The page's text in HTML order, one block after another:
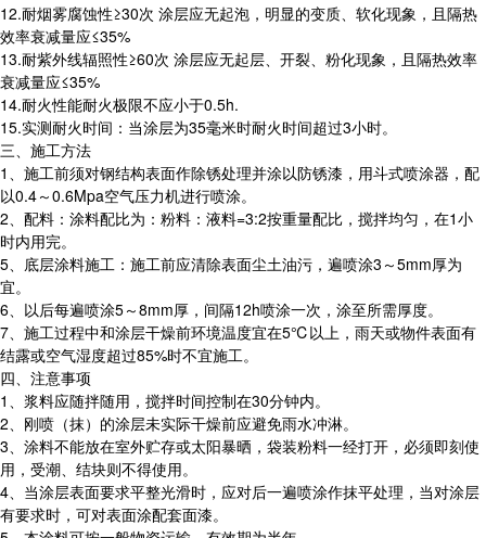
12.耐烟雾腐蚀性≥30次 涂层应无起泡，明显的变质、软化现象，且隔热
效率衰减量应≤35%
13.耐紫外线辐照性≥60次 涂层应无起层、开裂、粉化现象，且隔热效率
衰减量应≤35%
14.耐火性能耐火极限不应小于0.5h.
15.实测耐火时间：当涂层为35毫米时耐火时间超过3小时。
三、施工方法
1、施工前须对钢结构表面作除锈处理并涂以防锈漆，用斗式喷涂器，配
以0.4～0.6Mpa空气压力机进行喷涂。
2、配料：涂料配比为：粉料：液料=3:2按重量配比，搅拌均匀，在1小
时内用完。
5、底层涂料施工：施工前应清除表面尘土油污，遍喷涂3～5mm厚为
宜。
6、以后每遍喷涂5～8mm厚，间隔12h喷涂一次，涂至所需厚度。
7、施工过程中和涂层干燥前环境温度宜在5℃以上，雨天或物件表面有
结露或空气湿度超过85%时不宜施工。
四、注意事项
1、浆料应随拌随用，搅拌时间控制在30分钟内。
2、刚喷（抹）的涂层未实际干燥前应避免雨水冲淋。
3、涂料不能放在室外贮存或太阳暴晒，袋装粉料一经打开，必须即刻使
用，受潮、结块则不得使用。
4、当涂层表面要求平整光滑时，应对后一遍喷涂作抹平处理，当对涂层
有要求时，可对表面涂配套面漆。